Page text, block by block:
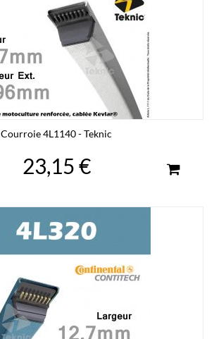
Courroie 4L1140 - Teknic
23,15 €